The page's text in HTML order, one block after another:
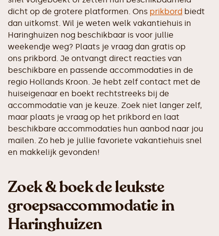
dicht op de grotere platformen. Ons prikbord biedt
dan uitkomst. Wil je weten welk vakantiehuis in
Haringhuizen nog beschikbaar is voor jullie
weekendje weg? Plaats je vraag dan gratis op
ons prikbord. Je ontvangt direct reacties van
beschikbare en passende accommodaties in de
regio Hollands Kroon. Je hebt zelf contact met de
huiseigenaar en boekt rechtstreeks bij de
accommodatie van je keuze. Zoek niet langer zelf,
maar plaats je vraag op het prikbord en laat
beschikbare accommodaties hun aanbod naar jou
mailen. Zo heb je jullie favoriete vakantiehuis snel
en makkelijk gevonden!
Zoek & boek de leukste
groepsaccommodatie in
Haringhuizen